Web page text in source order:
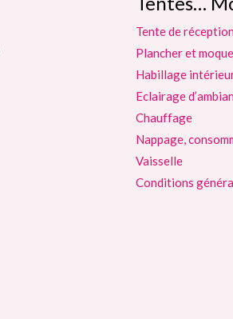
Tente de réception
Plancher et
Habillage
Eclairage
Chauffage
Nappage,
Vaisselle
Conditions